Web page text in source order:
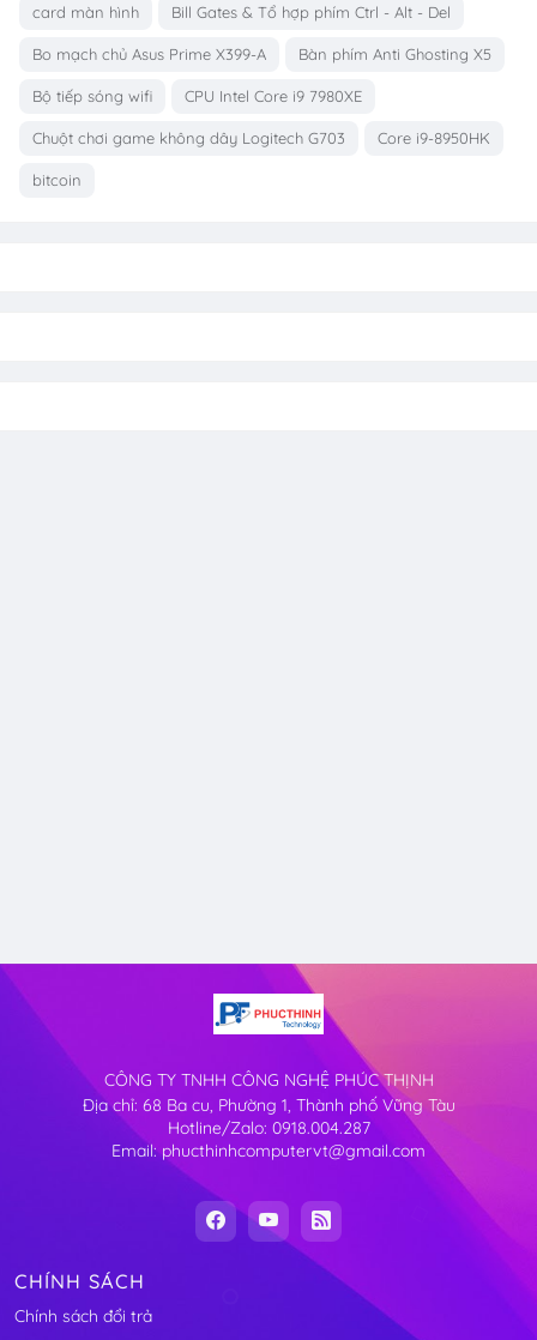
card màn hình Bill Gates & Tổ hợp phím Ctrl - Alt - Del
Bo mạch chủ Asus Prime X399-A Bàn phím Anti Ghosting X5
Bộ tiếp sóng wifi CPU Intel Core i9 7980XE
Chuột chơi game không dây Logitech G703 Core i9-8950HK
bitcoin
CÔNG TY TNHH CÔNG NGHỆ PHÚC THỊNH
Địa chỉ: 68 Ba cu, Phường 1, Thành phố Vũng Tàu
Hotline/Zalo: 0918.004.287
Email: phucthinhcomputervt@gmail.com
CHÍNH SÁCH
Chính sách đổi trả